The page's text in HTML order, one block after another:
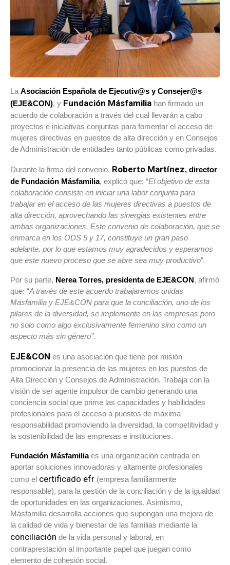
La Asociación Española de Ejecutiv@s y Consejer@s
(EJE&CON), y Fundación Másfamilia han firmado un
acuerdo de colaboración a través del cual llevarán a cabo
proyectos e iniciativas conjuntas para fomentar el acceso de
mujeres directivas en puestos de alta dirección y en Consejos
de Administración de entidades tanto públicas como privadas.
Durante la firma del convenio, Roberto Martínez, director
de Fundación Másfamilia, explicó que: “El objetivo de esta
colaboración consiste en iniciar una labor conjunta para
trabajar en el acceso de las mujeres directivas a puestos de
alta dirección, aprovechando las sinergias existentes entre
ambas organizaciones. Este convenio de colaboración, que se
enmarca en los ODS 5 y 17, constituye un gran paso
adelante, por lo que estamos muy agradecidos y esperamos
que este nuevo proceso que se abre sea muy productivo”.
Por su parte, Nerea Torres, presidenta de EJE&CON, afirmó
que: “A través de este acuerdo trabajaremos unidas
Másfamilia y EJE&CON para que la conciliación, uno de los
pilares de la diversidad, se implemente en las empresas pero
no solo como algo exclusivamente femenino sino como un
aspecto más sin género”.
EJE&CON es una asociación que tiene por misión
promocionar la presencia de las mujeres en los puestos de
Alta Dirección y Consejos de Administración. Trabaja con la
visión de ser agente impulsor de cambio generando una
conciencia social que prime las capacidades y habilidades
profesionales para el acceso a puestos de máxima
responsabilidad promoviendo la diversidad, la competitividad y
la sostenibilidad de las empresas e instituciones.
Fundación Másfamiliaes una organización centrada en
aportar soluciones innovadoras y altamente profesionales
como el certificado efr (empresa familiarmente
responsable), para la gestión de la conciliación y de la igualdad
de oportunidades en las organizaciones. Asimismo,
Másfamilia desarrolla acciones que supongan una mejora de
la calidad de vida y bienestar de las familias mediante la
conciliación de la vida personal y laboral, en
contraprestación al importante papel que juegan como
elemento de cohesión social.